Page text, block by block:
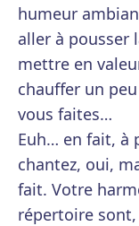
humeur
aller à pousser
mettre en
chauffer un
vous faites…
Euh… en fait, à
chantez, oui,
fait. Votre
répertoire